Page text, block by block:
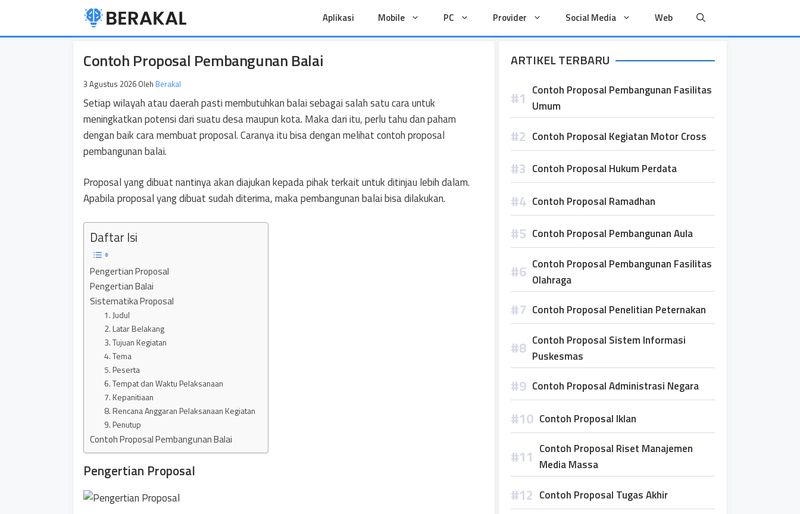
isi
Aplikasi Mobile PC Provider Social Media Web
Contoh Proposal Pembangunan Balai
3 Agustus 2026 Oleh Berakal
Setiap wilayah atau daerah pasti membutuhkan balai sebagai salah satu cara untuk
meningkatkan potensi dari suatu desa maupun kota. Maka dari itu, perlu tahu dan paham
dengan baik cara membuat proposal. Caranya itu bisa dengan melihat contoh proposal
pembangunan balai.
Proposal yang dibuat nantinya akan diajukan kepada pihak terkait untuk ditinjau lebih dalam.
Apabila proposal yang dibuat sudah diterima, maka pembangunan balai bisa dilakukan.
Daftar Isi
Pengertian Proposal
Pengertian Balai
Sistematika Proposal
1. Judul
2. Latar Belakang
3. Tujuan Kegiatan
4. Tema
5. Peserta
6. Tempat dan Waktu Pelaksanaan
7. Kepanitiaan
8. Rencana Anggaran Pelaksanaan Kegiatan
9. Penutup
Contoh Proposal Pembangunan Balai
Pengertian Proposal
ARTIKEL TERBARU
Contoh Proposal Pembangunan Fasilitas
Umum
Contoh Proposal Kegiatan Motor Cross
Contoh Proposal Hukum Perdata
Contoh Proposal Ramadhan
Contoh Proposal Pembangunan Aula
Contoh Proposal Pembangunan Fasilitas
Olahraga
Contoh Proposal Penelitian Peternakan
Contoh Proposal Sistem Informasi
Puskesmas
Contoh Proposal Administrasi Negara
Contoh Proposal Iklan
Contoh Proposal Riset Manajemen
Media Massa
Contoh Proposal Tugas Akhir